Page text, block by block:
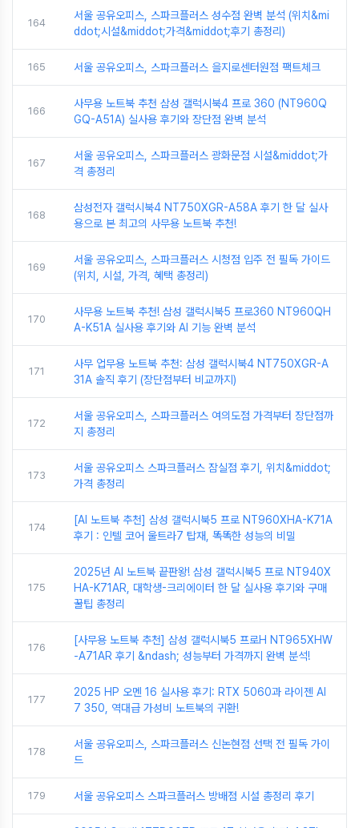
164
서울 공유오피스, 스파크플러스 성수점 완벽 분석 (위치&mi
ddot;시설&middot;가격&middot;후기 총정리)
165 서울 공유오피스, 스파크플러스 을지로센터원점 팩트체크
166
사무용 노트북 추천 삼성 갤럭시북4 프로 360 (NT960Q
GQ-A51A) 실사용 후기와 장단점 완벽 분석
167
서울 공유오피스, 스파크플러스 광화문점 시설&middot;가
격 총정리
168
삼성전자 갤럭시북4 NT750XGR-A58A 후기 한 달 실사
용으로 본 최고의 사무용 노트북 추천!
169
서울 공유오피스, 스파크플러스 시청점 입주 전 필독 가이드
(위치, 시설, 가격, 혜택 총정리)
170
사무용 노트북 추천! 삼성 갤럭시북5 프로360 NT960QH
A-K51A 실사용 후기와 AI 기능 완벽 분석
171
사무 업무용 노트북 추천: 삼성 갤럭시북4 NT750XGR-A
31A 솔직 후기 (장단점부터 비교까지)
172
서울 공유오피스, 스파크플러스 여의도점 가격부터 장단점까
지 총정리
173
서울 공유오피스 스파크플러스 잠실점 후기, 위치&middot;
가격 총정리
174
[AI 노트북 추천] 삼성 갤럭시북5 프로 NT960XHA-K71A
후기 : 인텔 코어 울트라7 탑재, 똑똑한 성능의 비밀
175
2025년 AI 노트북 끝판왕! 삼성 갤럭시북5 프로 NT940X
HA-K71AR, 대학생-크리에이터 한 달 실사용 후기와 구매
꿀팁 총정리
176
[사무용 노트북 추천] 삼성 갤럭시북5 프로H NT965XHW
-A71AR 후기 &ndash; 성능부터 가격까지 완벽 분석!
177
2025 HP 오멘 16 실사용 후기: RTX 5060과 라이젠 AI
7 350, 역대급 가성비 노트북의 귀환!
178
서울 공유오피스, 스파크플러스 신논현점 선택 전 필독 가이
드
179 서울 공유오피스 스파크플러스 방배점 시설 총정리 후기